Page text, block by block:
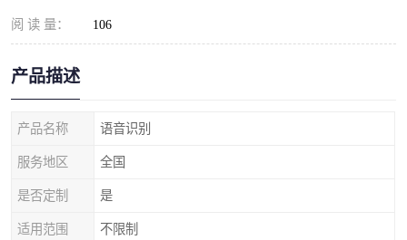
阅 读 量： 106
产品描述
产品名称 语音识别
服务地区 全国
是否定制 是
适用范围 不限制